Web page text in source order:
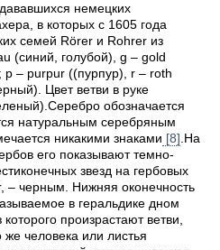
немецких
в которых с 1605 года
семей Rörer и Rohrer из
(синий, голубой), g – gold
– purpur ((пурпур), r – roth
Цвет ветви в руке
обозначается
натуральным серебряным
никакими знаками [8].На
его показывают темно-
звезд на гербовых
– черным. Нижняя оконечность
в геральдике дном
произрастают ветви,
человека или листья